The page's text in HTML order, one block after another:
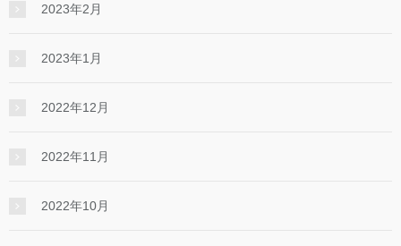
2023年2月
2023年1月
2022年12月
2022年11月
2022年10月